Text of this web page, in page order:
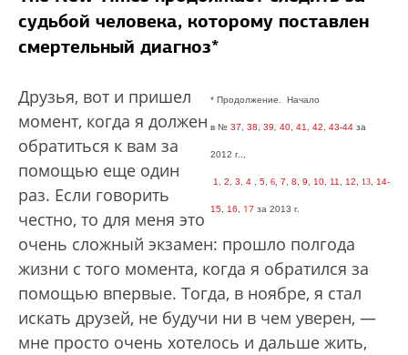
судьбой человека, которому поставлен
смертельный диагноз*
* Продолжение. Начало
в № 37 38 39 40 41 42 43-44 за
2012 г.
1 2 3, 4 5 6 7 8 9 10 11 12 13 14-
15 16 17 за 2013 г.
Друзья, вот и пришел
момент, когда я должен
обратиться к вам за
помощью еще один
раз. Если говорить
честно, то для меня это
очень сложный экзамен: прошло полгода
жизни с того момента, когда я обратился за
помощью впервые. Тогда, в ноябре, я стал
искать друзей, не будучи ни в чем уверен, —
мне просто очень хотелось и дальше жить,